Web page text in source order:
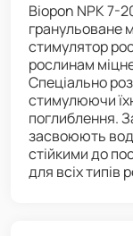
Biopon NPK 7-
гранульоване
стимулятор
рослинам
Спеціально
стимулюючи
поглиблення.
засвоюють
стійкими до
для всіх типів